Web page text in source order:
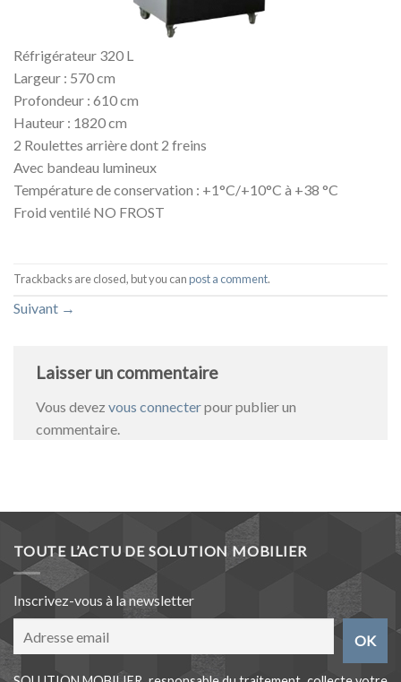
Réfrigérateur 320 L
Largeur : 570 cm
Profondeur : 610 cm
Hauteur : 1820 cm
2 Roulettes arrière dont 2 freins
Avec bandeau lumineux
Température de conservation : +1°C/+10°C à +38 °C
Froid ventilé NO FROST
Trackbacks are closed, but you canpost a comment.
Suivant →
Laisser un commentaire
Vous devez vous connecterpour publier un
commentaire.
TOUTE L’ACTU DE SOLUTION MOBILIER
Inscrivez-vous à la newsletter